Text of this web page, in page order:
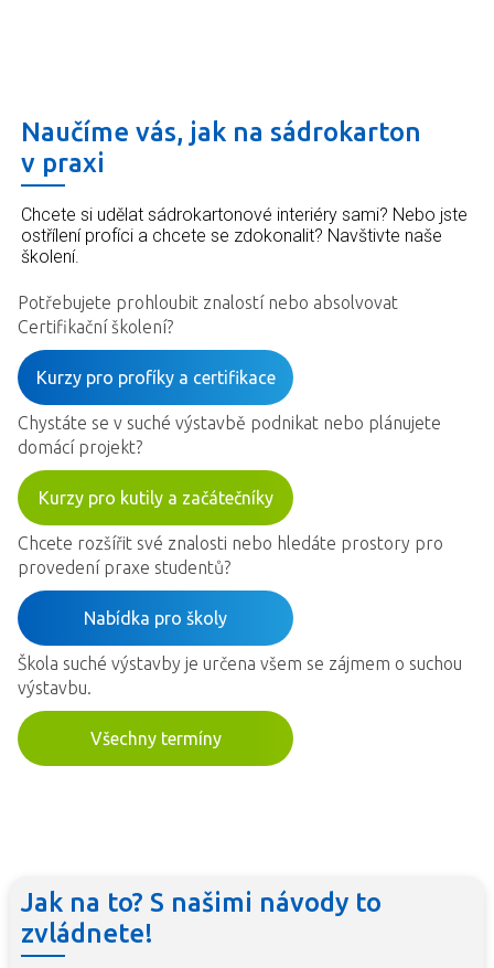
Naučíme vás, jak na sádrokarton
v praxi
Chcete si udělat sádrokartonové interiéry sami? Nebo jste
ostřílení profíci a chcete se zdokonalit? Navštivte naše
školení.
Potřebujete prohloubit znalostí nebo absolvovat
Certifikační školení?
Kurzy pro profíky a certifikace
Chystáte se v suché výstavbě podnikat nebo plánujete
domácí projekt?
Kurzy pro kutily a začátečníky
Chcete rozšířit své znalosti nebo hledáte prostory pro
provedení praxe studentů?
Nabídka pro školy
Škola suché výstavby je určena všem se zájmem o suchou
výstavbu.
Všechny termíny
Jak na to? S našimi návody to
zvládnete!